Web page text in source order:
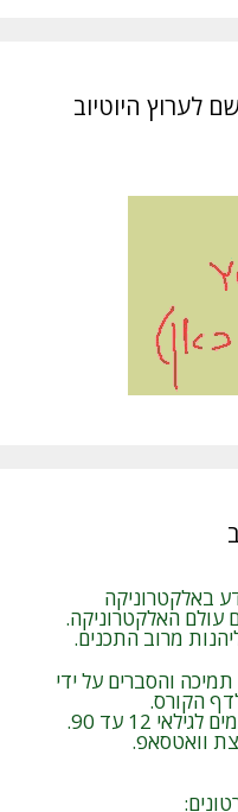
לערוץ היוטיוב
באלקטרוניקה
עולם האלקטרוניקה.
והסברים על ידי
הקורס.
12 עד 90.
וואטסאפ.